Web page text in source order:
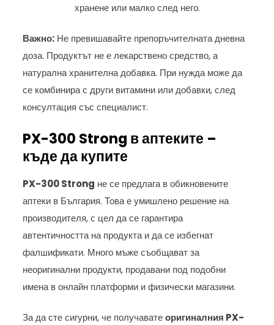
хранене или малко след него.
Важно: Не превишавайте препоръчителната дневна
доза. Продуктът не е лекарствено средство, а
натурална хранителна добавка. При нужда може да
се комбинира с други витамини или добавки, след
консултация със специалист.
PX-300 Strong в аптеките –
къде да купите
PX-300 Strong не се предлага в обикновените
аптеки в България. Това е умишлено решение на
производителя, с цел да се гарантира
автентичността на продукта и да се избегнат
фалшификати. Много мъже съобщават за
неоригинални продукти, продавани под подобни
имена в онлайн платформи и физически магазини.
За да сте сигурни, че получаватеоригиналния PX-